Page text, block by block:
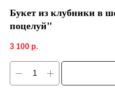
Букет из клубники в
поцелуй"
3 100 р.